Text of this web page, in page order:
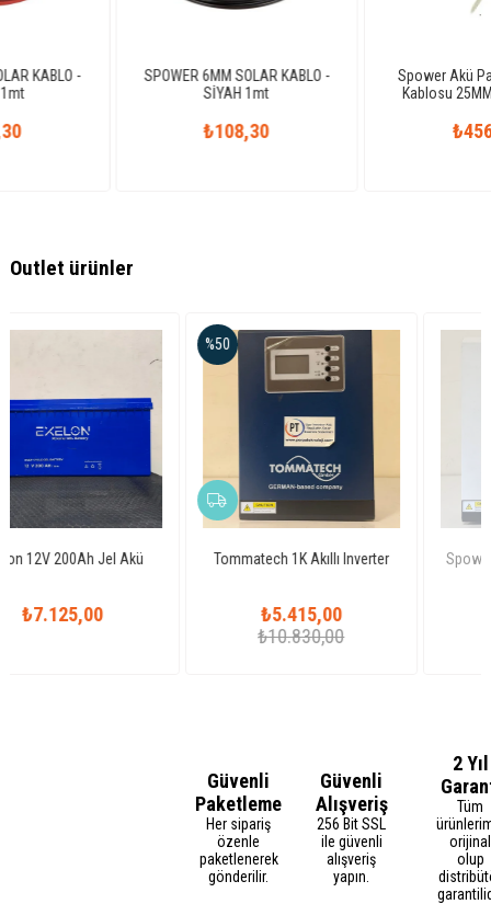
SPOWER 6MM SOLAR KABLO -
Spower Akü Paralel Bağlantı
Kablosu 25MM Bakır 50 CM
Outlet ürünler
Tommatech 1K Akıllı Inverter
₺5.415,00
TÜKENDI
Spower VP-3000 Akıllı Inverter
₺4.560,00
₺9.120,00
Güvenli
Paketleme
Her sipariş
özenle
paketlenerek
gönderilir.
Güvenli
Alışveriş
256 Bit SSL
ile güvenli
alışveriş
yapın.
2 Yıl
Tüm
orijinal
olup